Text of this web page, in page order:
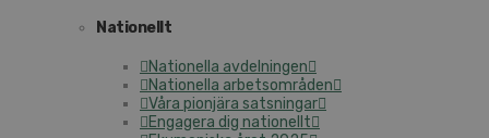
Nationellt
Nationella avdelningen
Nationella arbetsområden
Våra pionjära satsningar
Engagera dig nationellt